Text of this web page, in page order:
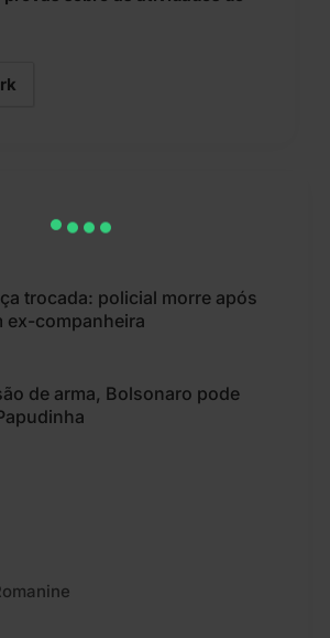
trocada: policial morre após
ex-companheira
de arma, Bolsonaro pode